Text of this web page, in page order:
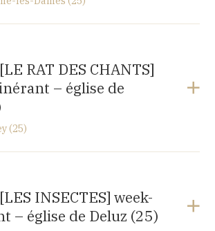
Baume les Dames
RAT DES CHANTS]
– église de
(25)
25820 Laissey
INSECTES] week-
– église de Deluz (25)